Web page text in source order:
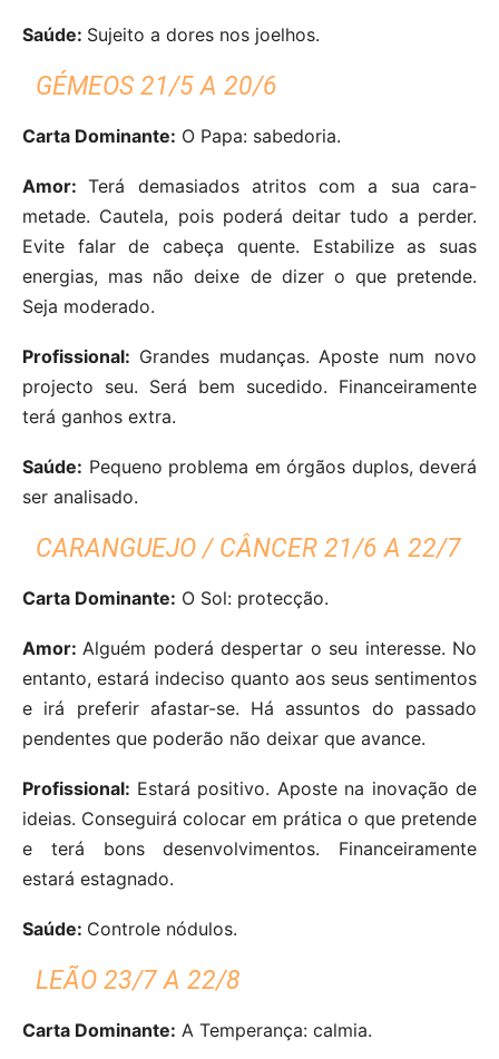
Saúde: Sujeito a dores nos joelhos.
GÉMEOS 21/5 A 20/6
Carta Dominante: O Papa: sabedoria.
Amor:Terá demasiados atritos com a sua cara-
metade. Cautela, pois poderá deitar tudo a perder.
Evite falar de cabeça quente. Estabilize as suas
energias, mas não deixe de dizer o que pretende.
Seja moderado.
Profissional: Grandes mudanças. Aposte num novo
projecto seu. Será bem sucedido. Financeiramente
terá ganhos extra.
Saúde: Pequeno problema em órgãos duplos, deverá
ser analisado.
CARANGUEJO / CÂNCER 21/6 A 22/7
Carta Dominante: O Sol: protecção.
Amor: Alguém poderá despertar o seu interesse. No
entanto, estará indeciso quanto aos seus sentimentos
e irá preferir afastar-se. Há assuntos do passado
pendentes que poderão não deixar que avance.
Profissional: Estará positivo. Aposte na inovação de
ideias. Conseguirá colocar em prática o que pretende
e terá bons desenvolvimentos. Financeiramente
estará estagnado.
Saúde: Controle nódulos.
LEÃO 23/7 A 22/8
Carta Dominante: A Temperança: calmia.